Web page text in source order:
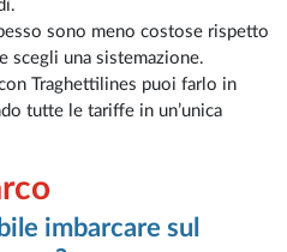
sono meno costose rispetto
scegli una sistemazione.
Traghettilines puoi farlo in
tutte le tariffe in un’unica
imbarcare sul